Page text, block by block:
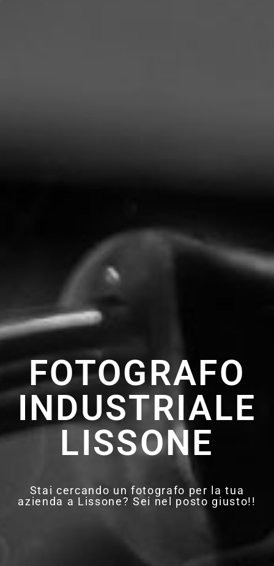
FOTOGRAFO
INDUSTRIALE
LISSONE
Stai cercando un fotografo per la tua
azienda a Lissone? Sei nel posto giusto!!